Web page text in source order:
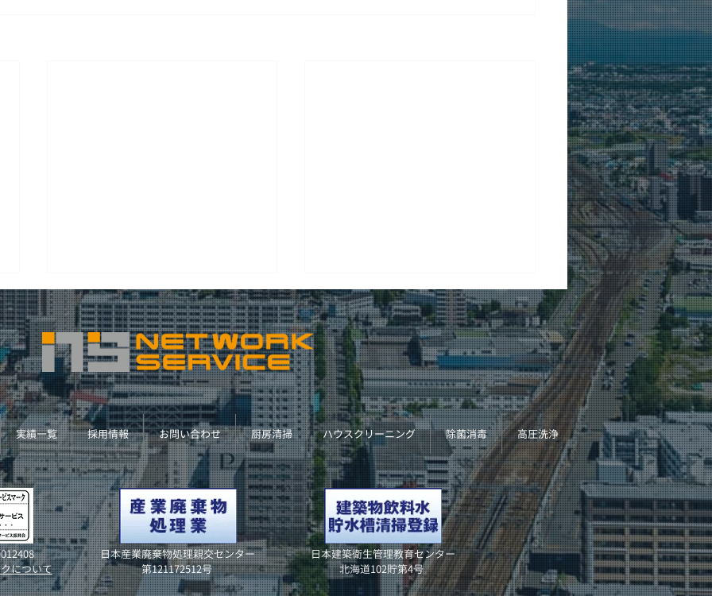
床面剥離ワックス塗布作業
グリストラップ清掃
実績一覧 採用情報 お問い合わせ 厨房清掃 ハウスクリーニング 除菌消毒 高圧洗浄
について
日本産業廃棄物処理親交センター
第121172512号
日本建築衛生管理教育センター
北海道102貯第4号